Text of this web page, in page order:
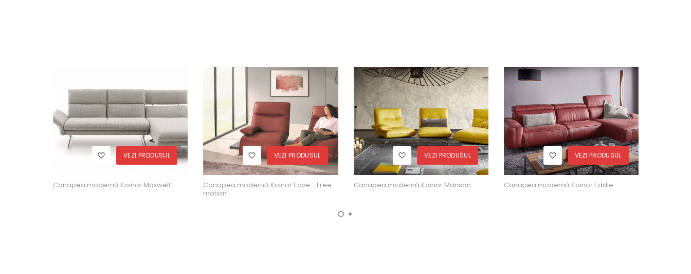
VEZI PRODUSUL
Canapea modernă Koinor Maxwell
VEZI PRODUSUL
Canapea modernă Koinor Eave - Free
motion
VEZI PRODUSUL
Canapea modernă Koinor Manson
VEZI PRODUSUL
Canapea modernă Koinor Eddie